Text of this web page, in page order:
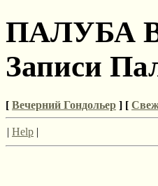
ПАЛУБА
Записи
[ Вечерний Гондольер ] [
| Help |